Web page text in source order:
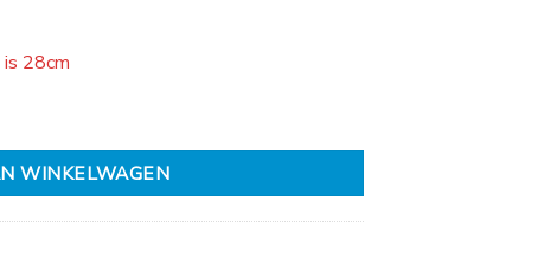
28cm
hond aantal
WINKELWAGEN